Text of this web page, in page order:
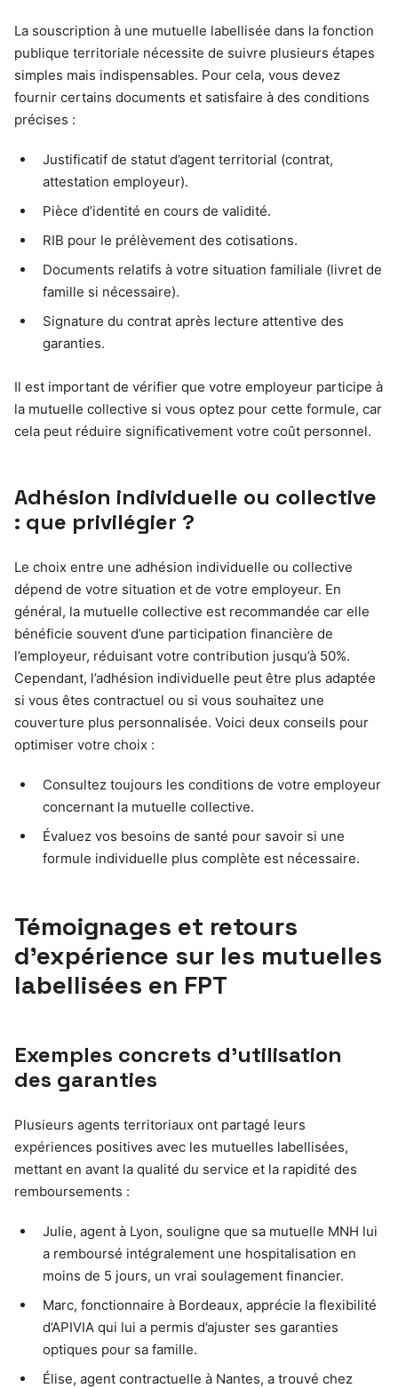
La souscription à une mutuelle labellisée dans la fonction
publique territoriale nécessite de suivre plusieurs étapes
simples mais indispensables. Pour cela, vous devez
fournir certains documents et satisfaire à des conditions
précises :
Justificatif de statut d’agent territorial (contrat,
attestation employeur).
Pièce d’identité en cours de validité.
RIB pour le prélèvement des cotisations.
Documents relatifs à votre situation familiale (livret de
famille si nécessaire).
Signature du contrat après lecture attentive des
garanties.
Il est important de vérifier que votre employeur participe à
la mutuelle collective si vous optez pour cette formule, car
cela peut réduire significativement votre coût personnel.
Adhésion individuelle ou collective
: que privilégier ?
Le choix entre une adhésion individuelle ou collective
dépend de votre situation et de votre employeur. En
général, la mutuelle collective est recommandée car elle
bénéficie souvent d’une participation financière de
l’employeur, réduisant votre contribution jusqu’à 50%.
Cependant, l’adhésion individuelle peut être plus adaptée
si vous êtes contractuel ou si vous souhaitez une
couverture plus personnalisée. Voici deux conseils pour
optimiser votre choix :
Consultez toujours les conditions de votre employeur
concernant la mutuelle collective.
Évaluez vos besoins de santé pour savoir si une
formule individuelle plus complète est nécessaire.
Témoignages et retours
d’expérience sur les mutuelles
labellisées en FPT
Exemples concrets d’utilisation
des garanties
Plusieurs agents territoriaux ont partagé leurs
expériences positives avec les mutuelles labellisées,
mettant en avant la qualité du service et la rapidité des
remboursements :
Julie, agent à Lyon, souligne que sa mutuelle MNH lui
a remboursé intégralement une hospitalisation en
moins de 5 jours, un vrai soulagement financier.
Marc, fonctionnaire à Bordeaux, apprécie la flexibilité
d’APIVIA qui lui a permis d’ajuster ses garanties
optiques pour sa famille.
Élise, agent contractuelle à Nantes, a trouvé chez